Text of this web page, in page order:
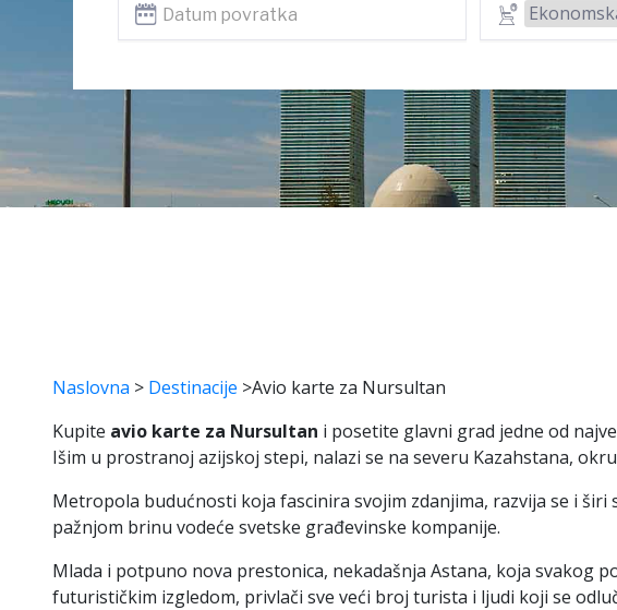
Naslovna > Destinacije >Avio karte za Nursultan
Kupite avio karte za Nursultan i posetite glavni grad jedne od
Išim u prostranoj azijskoj stepi, nalazi se na severu Kazahstana,
Metropola budućnosti koja fascinira svojim zdanjima, razvija se i širi
pažnjom brinu vodeće svetske građevinske kompanije.
Mlada i potpuno nova prestonica, nekadašnja Astana, koja svakog
futurističkim izgledom, privlači sve veći broj turista i ljudi koji se